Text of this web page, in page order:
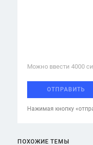
Можно ввести 4000
ОТПРАВИТЬ
Нажимая кнопку
ПОХОЖИЕ ТЕМЫ